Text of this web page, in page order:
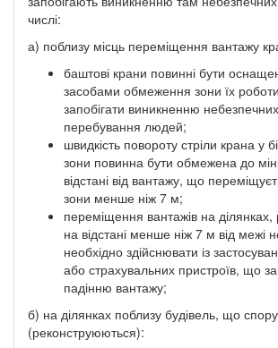
числі:
а) поблизу місць переміщення вантажу
баштові крани повинні бути
засобами обмеження зони їх
запобігати виникненню
перебування людей;
швидкість повороту стріли крана у
зони повинна бути обмежена до
відстані від вантажу, що
зони менше ніж 7 м;
переміщення вантажів на
на відстані менше ніж 7 м від межі
необхідно здійснювати із
або страхувальних пристроїв, що
падінню вантажу;
б) на ділянках поблизу будівель, що
(реконструюються):